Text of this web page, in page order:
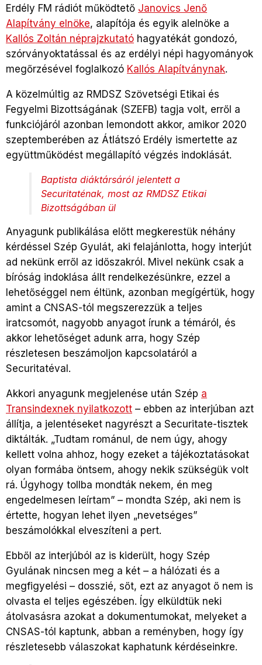
Erdély FM rádiót működtető Janovics Jenő
Alapítvány elnöke, alapítója és egyik alelnöke a
Kallós Zoltán néprajzkutató hagyatékát gondozó,
szórványoktatással és az erdélyi népi hagyományok
megőrzésével foglalkozó Kallós Alapítványnak.
A közelmúltig az RMDSZ Szövetségi Etikai és
Fegyelmi Bizottságának (SZEFB) tagja volt, erről a
funkciójáról azonban lemondott akkor, amikor 2020
szeptemberében az Átlátszó Erdély ismertette az
együttműködést megállapító végzés indoklását.
Baptista diáktársáról jelentett a
Securitaténak, most az RMDSZ Etikai
Bizottságában ül
Anyagunk publikálása előtt megkerestük néhány
kérdéssel Szép Gyulát, aki felajánlotta, hogy interjút
ad nekünk erről az időszakról. Mivel nekünk csak a
bíróság indoklása állt rendelkezésünkre, ezzel a
lehetőséggel nem éltünk, azonban megígértük, hogy
amint a CNSAS-tól megszerezzük a teljes
iratcsomót, nagyobb anyagot írunk a témáról, és
akkor lehetőséget adunk arra, hogy Szép
részletesen beszámoljon kapcsolatáról a
Securitatéval.
Akkori anyagunk megjelenése után Szép a
Transindexnek nyilatkozott – ebben az interjúban azt
állítja, a jelentéseket nagyrészt a Securitate-tisztek
diktálták. „Tudtam románul, de nem úgy, ahogy
kellett volna ahhoz, hogy ezeket a tájékoztatásokat
olyan formába öntsem, ahogy nekik szükségük volt
rá. Úgyhogy tollba mondták nekem, én meg
engedelmesen leírtam” – mondta Szép, aki nem is
értette, hogyan lehet ilyen „nevetséges”
beszámolókkal elveszíteni a pert.
Ebből az interjúból az is kiderült, hogy Szép
Gyulának nincsen meg a két – a hálózati és a
megfigyelési – dosszié, sőt, ezt az anyagot ő nem is
olvasta el teljes egészében. Így elküldtük neki
átolvasásra azokat a dokumentumokat, melyeket a
CNSAS-tól kaptunk, abban a reményben, hogy így
részletesebb válaszokat kaphatunk kérdéseinkre.